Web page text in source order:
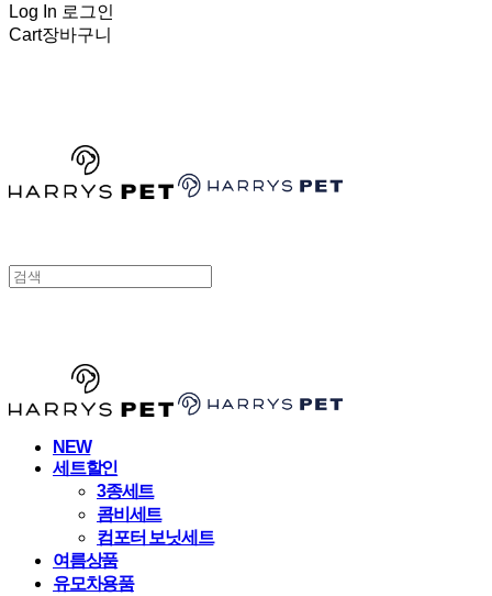
Log In 로그인
Cart장바구니
NEW
세트할인
3종세트
콤비세트
컴포터 보닛세트
여름상품
유모차용품